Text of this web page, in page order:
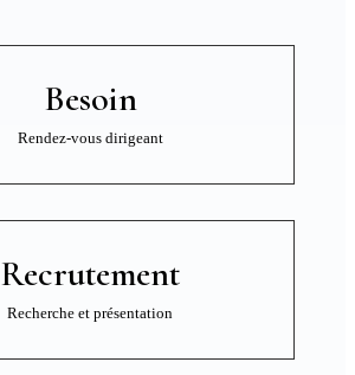
Besoin
Rendez-vous dirigeant
Recrutement
Recherche et présentation